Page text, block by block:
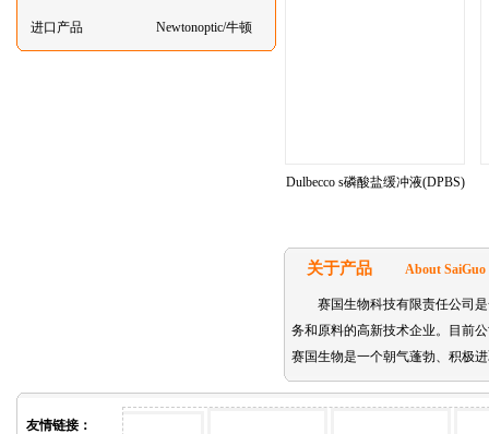
进口产品 Newtonoptic/牛顿
Dulbecco s磷酸盐缓冲液(DPBS)
关于产品 About SaiGuo
赛国生物科技有限责任公司
务和原料的高新技术企业。目前公
赛国生物是一个朝气蓬勃、积极
友情链接：